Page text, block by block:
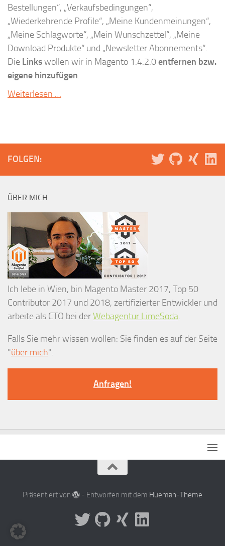
Bestellungen“, „Verkaufsbedingungen“,
„Wiederkehrende Profile“, „Meine Kundenmeinungen“,
„Meine Schlagworte“, „Mein Wunschzettel“, „Meine
Download Produkte“ und „Newsletter Abonnements“.
Die Linkswollen wir in Magento 1.4.2.0entfernen bzw.
eigene hinzufügen.
Weiterlesen …
FOLGEN:
ÜBER MICH
Ich lebe in Wien, bin Magento Master 2017, Top 50
Contributor 2017 und 2018, zertifizierter Entwickler und
arbeite als CTO bei derWebagentur LimeSoda.
Falls Sie mehr wissen wollen: Sie finden es auf der Seite
"über mich".
Anfragen!
Präsentiert von - Entworfen mit dem Hueman-Theme